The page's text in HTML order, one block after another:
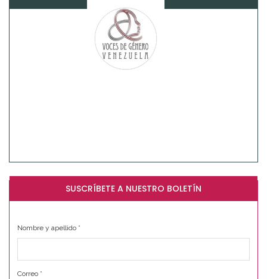
SUSCRÍBETE A NUESTRO BOLETÍN
Nombre y apellido *
Correo *